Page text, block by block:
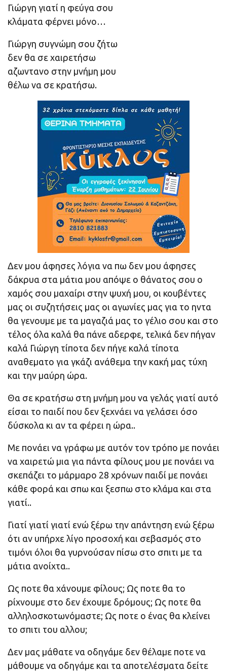
Γιώργη γιατί η φεύγα σου
κλάματα φέρνει μόνο…
Γιώργη συγνώμη σου ζήτω
δεν θα σε χαιρετήσω
αζωντανο στην μνήμη μου
θέλω να σε κρατήσω.
Δεν μου άφησες λόγια να πω δεν μου άφησες
δάκρυα στα μάτια μου απόψε ο θάνατος σου ο
χαμός σου μαχαίρι στην ψυχή μου, οι κουβέντες
μας οι συζητήσεις μας οι αγωνίες μας για το ηντα
θα γενουμε με τα μαγαζιά μας το γέλιο σου και στο
τέλος όλα καλά θα πάνε αδερφε, τελικά δεν πήγαν
καλά Γιώργη τίποτα δεν πήγε καλά τίποτα
αναθεματο για γκάζι ανάθεμα την κακή μας τύχη
και την μαύρη ώρα.
Θα σε κρατήσω στη μνήμη μου να γελάς γιατί αυτό
είσαι το παιδί που δεν ξεχνάει να γελάσει όσο
δύσκολα κι αν τα φέρει η ώρα..
Με πονάει να γράφω με αυτόν τον τρόπο με πονάει
να χαιρετώ μια για πάντα φίλους μου με πονάει να
σκεπάζει το μάρμαρο 28 χρόνων παιδί με πονάει
κάθε φορά και σπω και ξεσπω στο κλάμα και στα
γιατί..
Γιατί γιατί γιατί ενώ ξέρω την απάντηση ενώ ξέρω
ότι αν υπήρχε λίγο προσοχή και σεβασμός στο
τιμόνι όλοι θα γυρνούσαν πίσω στο σπιτι με τα
μάτια ανοίχτα..
Ως ποτε θα χάνουμε φίλους; Ως ποτε θα το
ρίχνουμε στο δεν έχουμε δρόμους; Ως ποτε θα
αλληλοσκοτωνόμαστε; Ως ποτε ο ένας θα κλείνει
το σπιτι του αλλου;
Δεν μας μάθατε να οδηγάμε δεν θέλαμε ποτε να
μάθουμε να οδηγάμε και τα αποτελέσματα δείτε